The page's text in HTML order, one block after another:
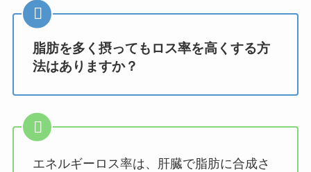
脂肪を多く摂ってもロス率を高くする方
法はありますか？
エネルギーロス率は、肝臓で脂肪に合成さ